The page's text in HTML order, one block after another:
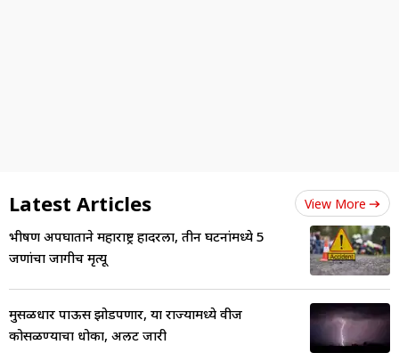
Latest Articles View More
भीषण अपघाताने महाराष्ट्र हादरला, तीन घटनांमध्ये 5
जणांचा जागीच मृत्यू
मुसळधार पाऊस झोडपणार, या राज्यामध्ये वीज
कोसळण्याचा धोका, अलर्ट जारी